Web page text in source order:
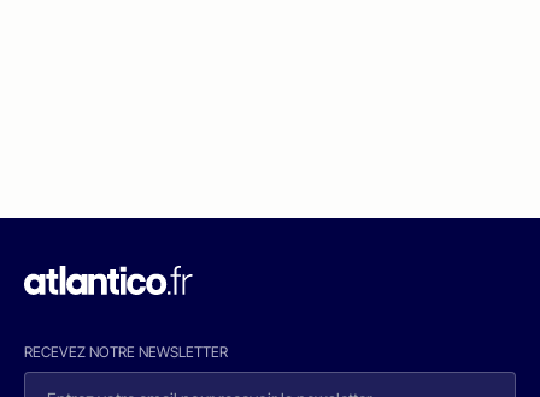
RECEVEZ NOTRE NEWSLETTER